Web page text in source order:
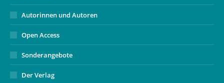
Autorinnen und Autoren
Open Access
Sonderangebote
Der Verlag